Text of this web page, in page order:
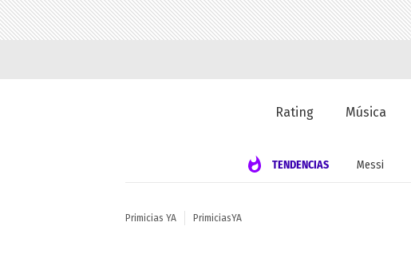
Rating Música
TENDENCIAS Messi
Primicias YA PrimiciasYA